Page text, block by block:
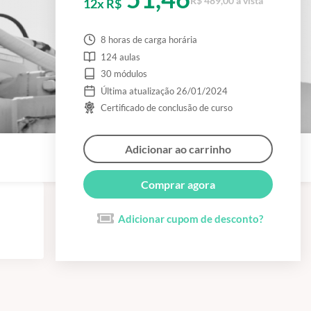
12x R$
8 horas de carga horária
124 aulas
30 módulos
Última atualização 26/01/2024
Certificado de conclusão de curso
Adicionar ao carrinho
Comprar agora
Adicionar cupom de desconto?